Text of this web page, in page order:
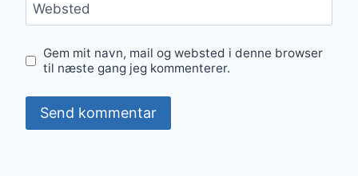
Websted
Gem mit navn, mail og websted i denne browser
til næste gang jeg kommenterer.